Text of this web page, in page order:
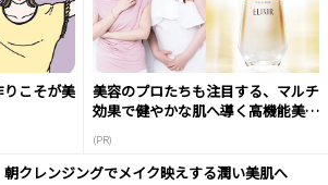
こそが美
美容のプロたちも注目する、マルチ
効果で健やかな肌へ導く高機能美容
(PR)
朝クレンジングでメイク映えする潤い美肌へ